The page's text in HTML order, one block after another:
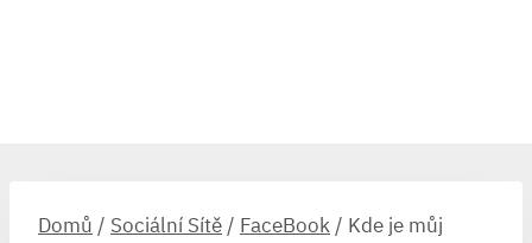
Domů / Sociální Sítě / FaceBook / Kde je můj